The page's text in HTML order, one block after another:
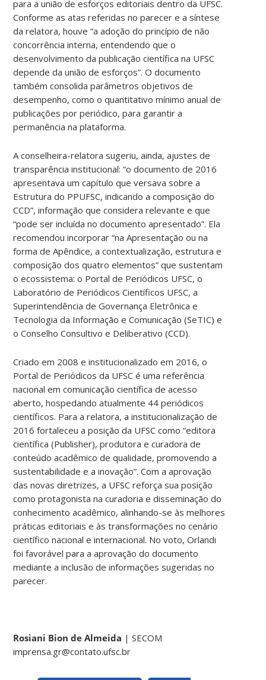
para a união de esforços editoriais dentro da UFSC.
Conforme as atas referidas no parecer e a síntese
da relatora, houve “a adoção do princípio de não
concorrência interna, entendendo que o
desenvolvimento da publicação científica na UFSC
depende da união de esforços”. O documento
também consolida parâmetros objetivos de
desempenho, como o quantitativo mínimo anual de
publicações por periódico, para garantir a
permanência na plataforma.
A conselheira-relatora sugeriu, ainda, ajustes de
transparência institucional: “o documento de 2016
apresentava um capítulo que versava sobre a
Estrutura do PPUFSC, indicando a composição do
CCD”, informação que considera relevante e que
“pode ser incluída no documento apresentado”. Ela
recomendou incorporar “na Apresentação ou na
forma de Apêndice, a contextualização, estrutura e
composição dos quatro elementos” que sustentam
o ecossistema: o Portal de Periódicos UFSC, o
Laboratório de Periódicos Científicos UFSC, a
Superintendência de Governança Eletrônica e
Tecnologia da Informação e Comunicação (SeTIC) e
o Conselho Consultivo e Deliberativo (CCD).
Criado em 2008 e institucionalizado em 2016, o
Portal de Periódicos da UFSC é uma referência
nacional em comunicação científica de acesso
aberto, hospedando atualmente 44 periódicos
científicos. Para a relatora, a institucionalização de
2016 fortaleceu a posição da UFSC como “editora
científica (Publisher), produtora e curadora de
conteúdo acadêmico de qualidade, promovendo a
sustentabilidade e a inovação”. Com a aprovação
das novas diretrizes, a UFSC reforça sua posição
como protagonista na curadoria e disseminação do
conhecimento acadêmico, alinhando-se às melhores
práticas editoriais e às transformações no cenário
científico nacional e internacional. No voto, Orlandi
foi favorável para a aprovação do documento
mediante a inclusão de informações sugeridas no
parecer.
Rosiani Bion de Almeida | SECOM
imprensa.gr@contato.ufsc.br